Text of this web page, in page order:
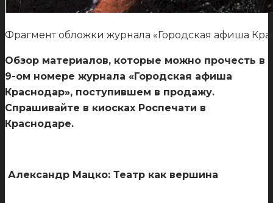
Фрагмент обложки журнала «Городская афиша
Обзор материалов, которые можно прочесть в
9-ом номере журнала «Городская афиша
Краснодар», поступившем в продажу.
Спрашивайте в киосках Роспечати в
Краснодаре.
Александр Мацко: Театр как вершина